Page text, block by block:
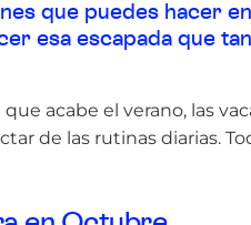
que puedes hacer
esa escapada que
acabe el verano, las
de las rutinas diarias.